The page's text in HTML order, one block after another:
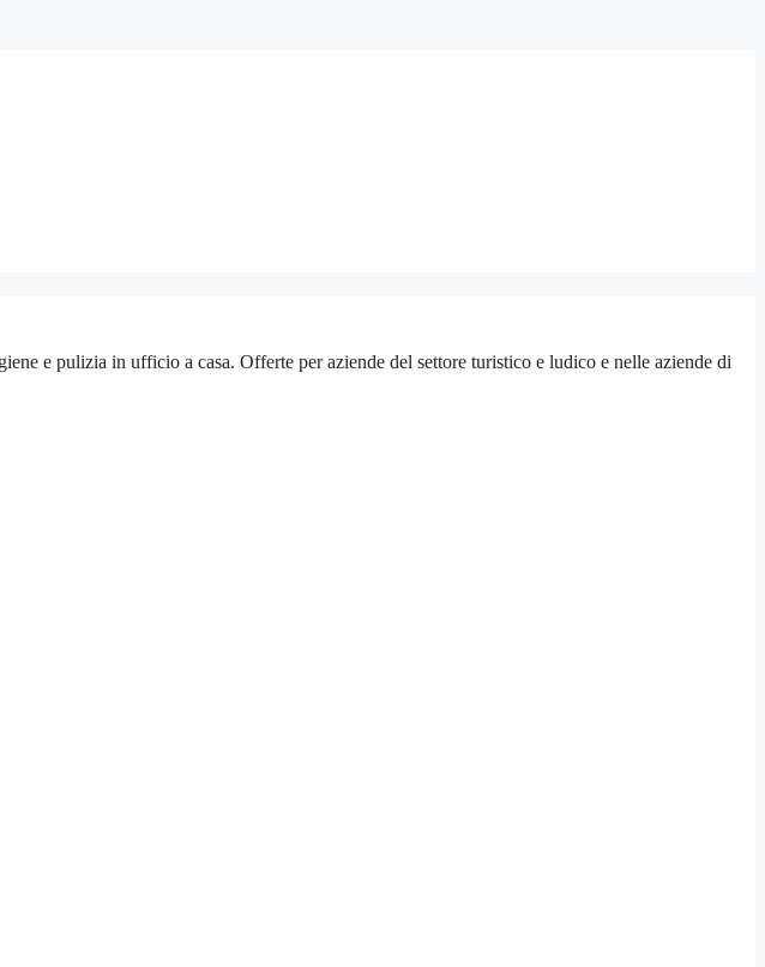
e pulizia in ufficio a casa. Offerte per aziende del settore turistico e ludico e nelle aziende di